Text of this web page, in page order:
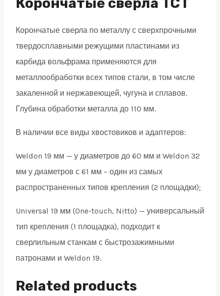
quantity
Корончатые сверла по металлу с сверхпрочными
твердосплавными режущими пластинами из
карбида вольфрама применяются для
металлообработки всех типов стали, в том числе
закаленной и нержавеющей, чугуна и сплавов.
Глубина обработки металла до 110 мм.
В наличии все виды хвостовиков и адаптеров:
Weldon 19 мм — у диаметров до 60 мм и Weldon 32
мм у диаметров с 61 мм – один из самых
распространенных типов крепления (2 площадки);
Universal 19 мм (One-touch, Nitto) — универсальный
тип крепления (1 площадка), подходит к
сверлильным станкам с быстрозажимными
патронами и Weldon 19.
Related products